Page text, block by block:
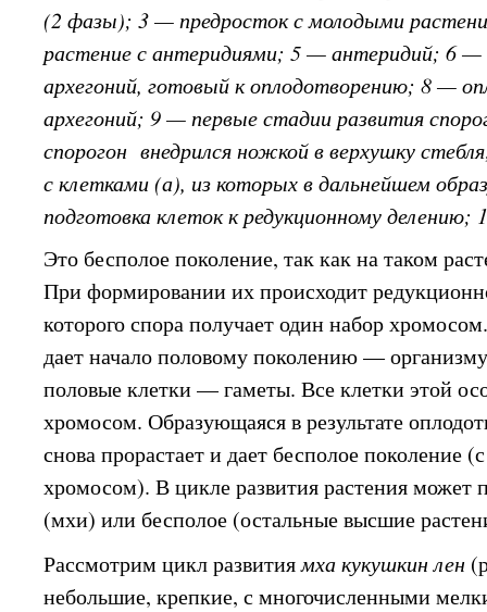
(2 фазы); 3 — предросток с молодыми
растение с антеридиями; 5 — антеридий; 6
архегоний, готовый к оплодотворению; 8 —
архегоний; 9 — первые стадии развития
спорогон внедрился ножкой в верхушку
с клетками (а), из которых в дальнейшем
подготовка клеток к редукционному
Это бесполое поколение, так как на таком
При формировании их происходит
которого спора получает один набор
дает начало половому поколению —
половые клетки — гаметы. Все клетки этой
хромосом. Образующаяся в результате
снова прорастает и дает бесполое поколение
хромосом). В цикле развития растения может
(мхи) или бесполое (остальные высшие
Рассмотрим цикл развитиямха кукушкин лен
небольшие, крепкие, с многочисленными